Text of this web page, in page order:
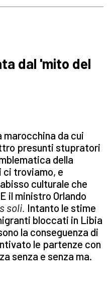
dal 'mito del
marocchina da cui
presunti stupratori
della
ci troviamo, e
culturale che
il ministro Orlando
soli. Intanto le stime
bloccati in Libia
la conseguenza di
le partenze con
senza e senza ma.